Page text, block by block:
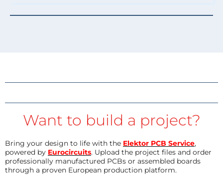
Want to build a project?
Bring your design to life with the Elektor PCB Service,
powered by Eurocircuits. Upload the project files and order
professionally manufactured PCBs or assembled boards
through a proven European production platform.